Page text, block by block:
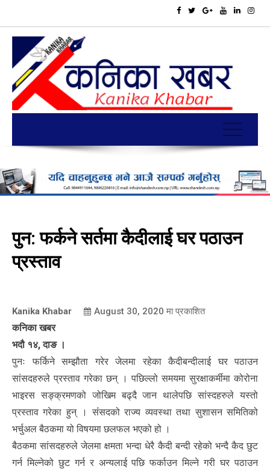
पुन: फर्कने सर्तमा कैदीलाई घर पठाउन
प्रस्ताव
Kanika Khabar August 30, 2020 मा प्रकाशित
कनिका खबर
भदौ १४, दाङ ।
पुनः फर्किने सम्झौता गरेर जेलमा रहेका कैदीबन्दीलाई घर पठाउन
सांसदहरुले प्रस्ताव गरेका छन् । पछिल्लो समयमा सुरक्षाकर्मीमा कोरोना
भाइरस सङ्क्रमणको जोखिम बढ्दै जान थालेपछि सांस्दहरुले यस्तो
प्रस्ताव गरेका हुन् । संंसदको राज्य व्यवस्था तथा सुशासन समितिको
भर्चुअल बैठकमा यो विषयमा छलफल भएको हो ।
बैठकमा सांसदहरुले जेलमा क्षमता भन्दा धेरै कैदी बन्दी रहेको भन्दै कैद छुट
गर्न मिल्नेको छुट गर्न र अन्यलाई पछि फर्काउन मिल्ने गरी घर पठाउन